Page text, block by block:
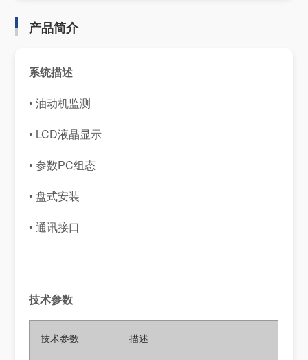
产品简介
系统描述
• 油动机监测
• LCD液晶显示
• 参数PC组态
• 盘式安装
• 通讯接口
技术参数
技术参数 描述